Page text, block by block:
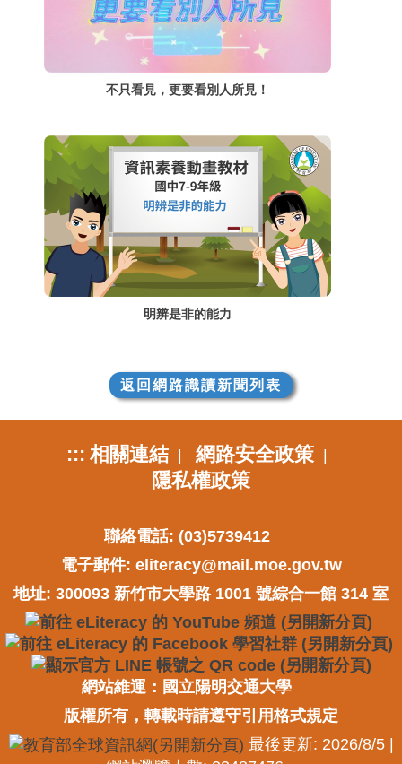
不只看見，更要看別人所見！
明辨是非的能力
返回網路識讀新聞列表
::: 相關連結| 網路安全政策|
隱私權政策
聯絡電話: (03)5739412
電子郵件: eliteracy@mail.moe.gov.tw
地址: 300093 新竹市大學路 1001 號綜合一館 314 室
網站維運：國立陽明交通大學
版權所有，轉載時請遵守引用格式規定
最後更新: 2026/8/5 |